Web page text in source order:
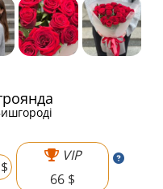
VIP
66 $